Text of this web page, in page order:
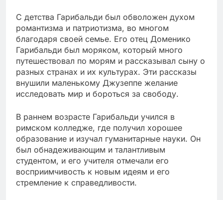
С детства Гарибальди был обволожен духом
романтизма и патриотизма, во многом
благодаря своей семье. Его отец Доменико
Гарибальди был моряком, который много
путешествовал по морям и рассказывал сыну о
разных странах и их культурах. Эти рассказы
внушили маленькому Джузеппе желание
исследовать мир и бороться за свободу.
В раннем возрасте Гарибальди учился в
римском колледже, где получил хорошее
образование и изучал гуманитарные науки. Он
был обнадеживающим и талантливым
студентом, и его учителя отмечали его
восприимчивость к новым идеям и его
стремление к справедливости.